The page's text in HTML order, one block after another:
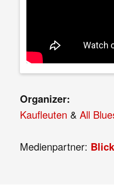
Organizer:
Kaufleuten & All
Medienpartner: Blick